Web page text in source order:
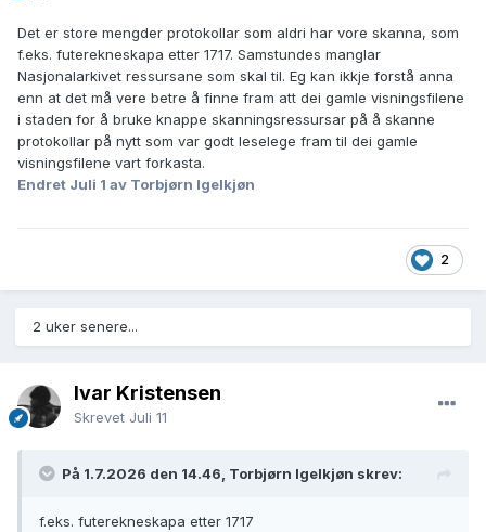
Det er store mengder protokollar som aldri har vore skanna, som
f.eks. futerekneskapa etter 1717. Samstundes manglar
Nasjonalarkivet ressursane som skal til. Eg kan ikkje forstå anna
enn at det må vere betre å finne fram att dei gamle visningsfilene
i staden for å bruke knappe skanningsressursar på å skanne
protokollar på nytt som var godt leselege fram til dei gamle
visningsfilene vart forkasta.
Endret Juli 1 av Torbjørn Igelkjøn
2
2 uker senere...
Ivar Kristensen
Skrevet Juli 11
På 1.7.2026 den 14.46, Torbjørn Igelkjøn skrev:
f.eks. futerekneskapa etter 1717